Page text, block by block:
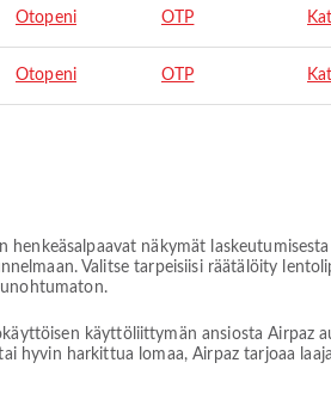
Otopeni OTP
Otopeni OTP
henkeäsalpaavat näkymät
Valitse tarpeisiisi räätälöity
unohtumaton.
käyttöliittymän ansiosta Airpaz
hyvin harkittua lomaa, Airpaz tarjoaa